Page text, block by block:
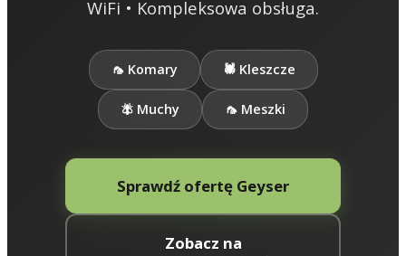
WiFi • Kompleksowa obsługa.
🦟 Komary 🕷️ Kleszcze
🪰 Muchy 🦟 Meszki
Sprawdź ofertę Geyser
Zobacz na